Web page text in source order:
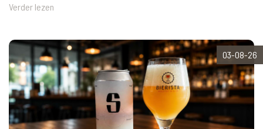
Verder lezen
03-08-26